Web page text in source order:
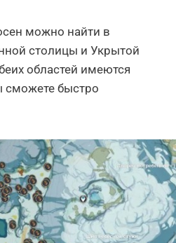
можно найти в
столицы и Укрытой
областей имеются
сможете быстро